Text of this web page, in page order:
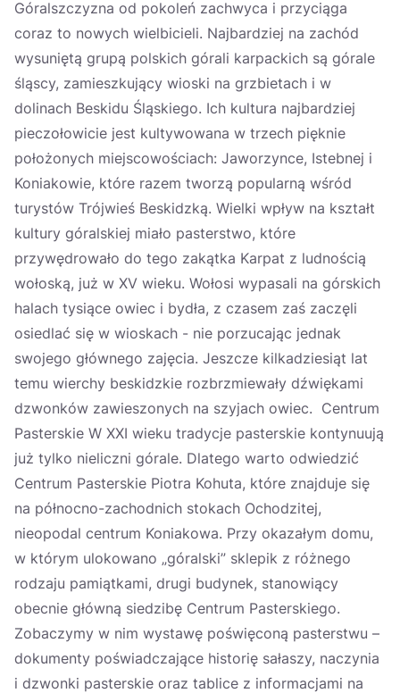
Góralszczyzna od pokoleń zachwyca i przyciąga
coraz to nowych wielbicieli. Najbardziej na zachód
wysuniętą grupą polskich górali karpackich są górale
śląscy, zamieszkujący wioski na grzbietach i w
dolinach Beskidu Śląskiego. Ich kultura najbardziej
pieczołowicie jest kultywowana w trzech pięknie
położonych miejscowościach: Jaworzynce, Istebnej i
Koniakowie, które razem tworzą popularną wśród
turystów Trójwieś Beskidzką. Wielki wpływ na kształt
kultury góralskiej miało pasterstwo, które
przywędrowało do tego zakątka Karpat z ludnością
wołoską, już w XV wieku. Wołosi wypasali na górskich
halach tysiące owiec i bydła, z czasem zaś zaczęli
osiedlać się w wioskach - nie porzucając jednak
swojego głównego zajęcia. Jeszcze kilkadziesiąt lat
temu wierchy beskidzkie rozbrzmiewały dźwiękami
dzwonków zawieszonych na szyjach owiec. Centrum
Pasterskie W XXI wieku tradycje pasterskie kontynuują
już tylko nieliczni górale. Dlatego warto odwiedzić
Centrum Pasterskie Piotra Kohuta, które znajduje się
na północno-zachodnich stokach Ochodzitej,
nieopodal centrum Koniakowa. Przy okazałym domu,
w którym ulokowano „góralski” sklepik z różnego
rodzaju pamiątkami, drugi budynek, stanowiący
obecnie główną siedzibę Centrum Pasterskiego.
Zobaczymy w nim wystawę poświęconą pasterstwu –
dokumenty poświadczające historię sałaszy, naczynia
i dzwonki pasterskie oraz tablice z informacjami na